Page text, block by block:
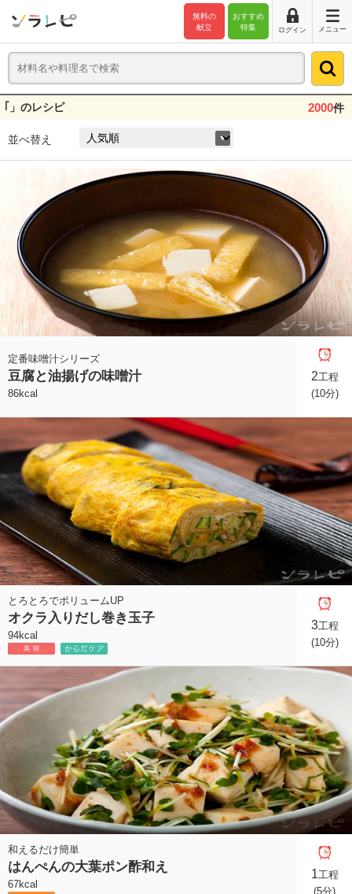
おすすめ
特集
無料の
献立
ログイン メニュー
｢」のレシピ 2000件
並べ替え
定番味噌汁シリーズ
豆腐と油揚げの味噌汁
86kcal
2工程
(10分)
とろとろでボリュームUP
オクラ入りだし巻き玉子
94kcal
3工程
(10分)
和えるだけ簡単
はんぺんの大葉ポン酢和え
67kcal
1工程
(5分)